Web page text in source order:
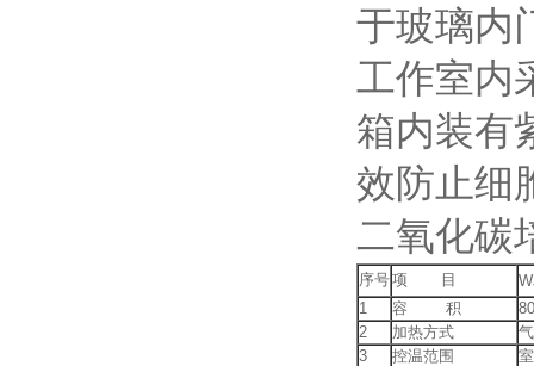
于玻璃内
工作室内
箱内装有
效防止细
二氧化碳
序号项 目
1
容 积
2
加热方式
3
控温范围